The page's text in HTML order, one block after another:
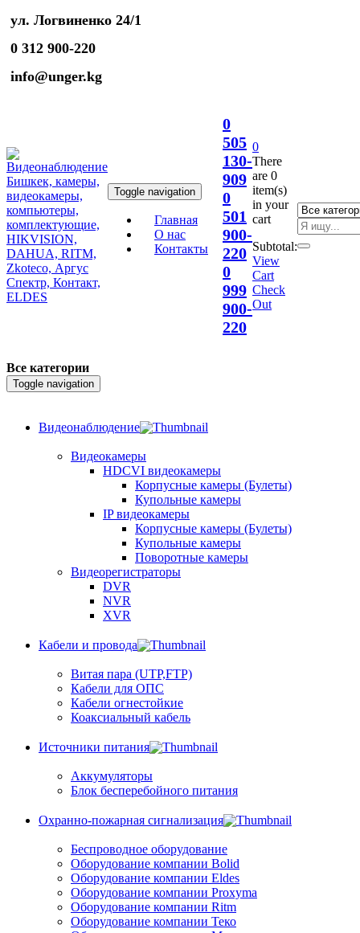
ул. Логвиненко 24/1
0 312 900-220
info@unger.kg
Toggle navigation
Главная
О нас
Контакты
0
505
130-
909
0
501
900-
220
0
999
900-
220
0
There
are 0
item(s)
in your
cart
Subtotal:
View
Cart
Check
Out
Все категории
Toggle navigation
Видеонаблюдение
Видеокамеры
HDCVI видеокамеры
Корпусные камеры (Булеты)
Купольные камеры
IP видеокамеры
Корпусные камеры (Булеты)
Купольные камеры
Поворотные камеры
Видеорегистраторы
DVR
NVR
XVR
Кабели и провода
Витая пара (UTP,FTP)
Кабели для ОПС
Кабели огнестойкие
Коаксиальный кабель
Источники питания
Аккумуляторы
Блок бесперебойного питания
Охранно-пожарная сигнализация
Беспроводное оборудование
Оборудование компании Bolid
Оборудование компании Eldes
Оборудование компании Proxyma
Оборудование компании Ritm
Оборудование компании Теко